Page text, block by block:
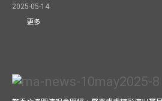
2025-05-14
更多